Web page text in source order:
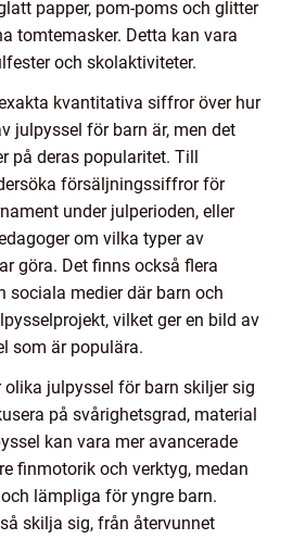
papper, pom-poms och glitter
tomtemasker. Detta kan vara
och skolaktiviteter.
kvantitativa siffror över hur
julpyssel för barn är, men det
på deras popularitet. Till
försäljningssiffror för
under julperioden, eller
om vilka typer av
göra. Det finns också flera
sociala medier där barn och
vilket ger en bild av
som är populära.
olika julpyssel för barn skiljer sig
på svårighetsgrad, material
kan vara mer avancerade
finmotorik och verktyg, medan
lämpliga för yngre barn.
skilja sig, från återvunnet